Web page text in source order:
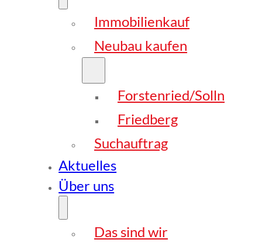
Immobilienkauf
Neubau kaufen
Forstenried/Solln
Friedberg
Suchauftrag
Aktuelles
Über uns
Das sind wir